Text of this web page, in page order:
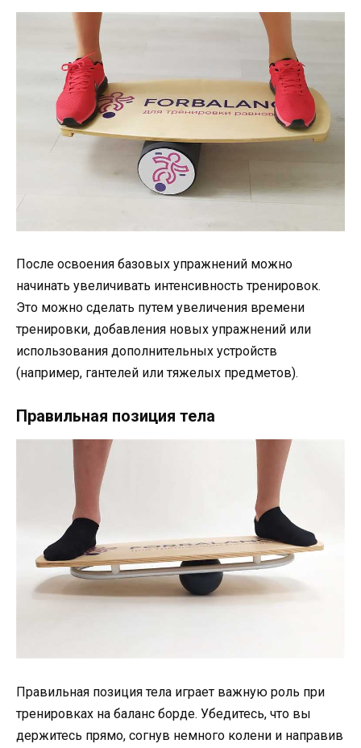
После освоения базовых упражнений можно
начинать увеличивать интенсивность тренировок.
Это можно сделать путем увеличения времени
тренировки, добавления новых упражнений или
использования дополнительных устройств
(например, гантелей или тяжелых предметов).
Правильная позиция тела
Правильная позиция тела играет важную роль при
тренировках на баланс борде. Убедитесь, что вы
держитесь прямо, согнув немного колени и направив